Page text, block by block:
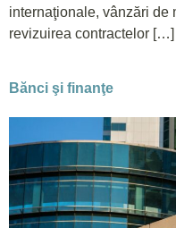
internaţionale, vânzări de
revizuirea contractelor […]
Bănci şi finanţe